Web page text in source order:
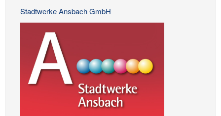
Stadtwerke Ansbach GmbH